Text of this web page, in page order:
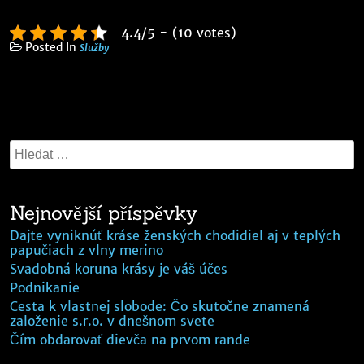
4.4/5 - (10 votes)
Posted In Služby
Nejnovější příspěvky
Dajte vyniknúť kráse ženských chodidiel aj v teplých
papučiach z vlny merino
Svadobná koruna krásy je váš účes
Podnikanie
Cesta k vlastnej slobode: Čo skutočne znamená
založenie s.r.o. v dnešnom svete
Čím obdarovať dievča na prvom rande